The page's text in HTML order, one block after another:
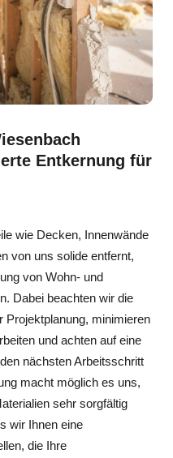
Entkernung für
wie Decken, Innenwände
von uns solide entfernt,
von Wohn- und
Dabei beachten wir die
Projektplanung, minimieren
und achten auf eine
nächsten Arbeitsschritt
macht möglich es uns,
sehr sorgfältig
wir Ihnen eine
die Ihre